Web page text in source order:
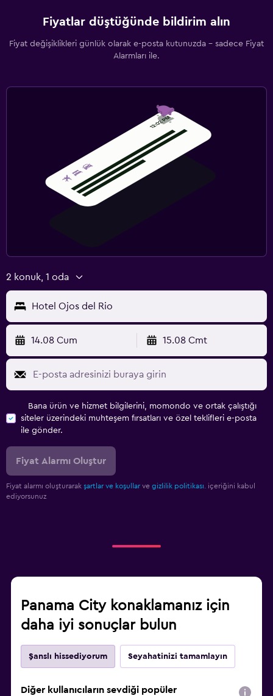
Fiyatlar düştüğünde bildirim alın
Fiyat değişiklikleri günlük olarak e-posta kutunuzda - sadece Fiyat
Alarmları ile.
2 konuk, 1 oda
Hotel Ojos del Rio
14.08 Cum 15.08 Cmt
Bana ürün ve hizmet bilgilerini, momondo ve ortak çalıştığı
siteler üzerindeki muhteşem fırsatları ve özel teklifleri e-posta
ile gönder.
Fiyat Alarmı Oluştur
Fiyat alarmı oluşturarak şartlar ve koşullar ve gizlilik politikası.
içeriğini kabul
ediyorsunuz
Panama City konaklamanız için
daha iyi sonuçlar bulun
Şanslı hissediyorum Seyahatinizi tamamlayın
Diğer kullanıcıların sevdiği popüler